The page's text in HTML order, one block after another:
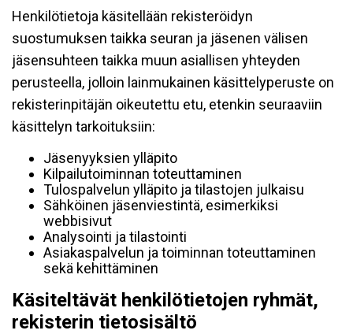
Henkilötietoja käsitellään rekisteröidyn
suostumuksen taikka seuran ja jäsenen välisen
jäsensuhteen taikka muun asiallisen yhteyden
perusteella, jolloin lainmukainen käsittelyperuste on
rekisterinpitäjän oikeutettu etu, etenkin seuraaviin
käsittelyn tarkoituksiin:
Jäsenyyksien ylläpito
Kilpailutoiminnan toteuttaminen
Tulospalvelun ylläpito ja tilastojen julkaisu
Sähköinen jäsenviestintä, esimerkiksi
webbisivut
Analysointi ja tilastointi
Asiakaspalvelun ja toiminnan toteuttaminen
sekä kehittäminen
Käsiteltävät henkilötietojen ryhmät,
rekisterin tietosisältö